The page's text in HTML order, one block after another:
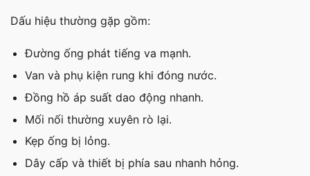
Dấu hiệu thường gặp gồm:
Đường ống phát tiếng va mạnh.
Van và phụ kiện rung khi đóng nước.
Đồng hồ áp suất dao động nhanh.
Mối nối thường xuyên rò lại.
Kẹp ống bị lỏng.
Dây cấp và thiết bị phía sau nhanh hỏng.